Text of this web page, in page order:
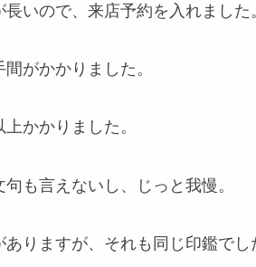
いので、来店予約を入れました
がかかりました。
かかりました。
も言えないし、じっと我慢。
りますが、それも同じ印鑑でし